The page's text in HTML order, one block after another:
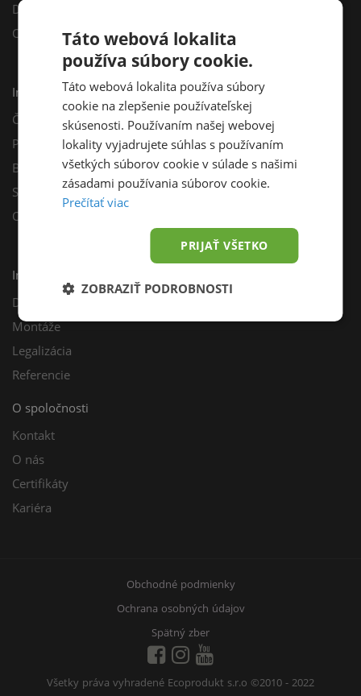
Darčekový poukaz
Odberné miesta
Informácie
Často kladené otázky
Poradňa
Blog
Sprievodca výberom fotovoltiky
Odporúčací program
Inštalácie
Dotácie
Montáže
Legalizácia
Referencie
O spoločnosti
Kontakt
O nás
Certifikáty
Kariéra
Obchodné podmienky
Ochrana osobných údajov
Spätný zber
Všetky práva vyhradené Ecoprodukt s.r.o ©2010 - 2022
Táto webová lokalita
používa súbory cookie.
Táto webová lokalita používa súbory
cookie na zlepšenie používateľskej
skúsenosti. Používaním našej webovej
lokality vyjadrujete súhlas s používaním
všetkých súborov cookie v súlade s našimi
zásadami používania súborov cookie.
Prečítať viac
PRIJAŤ VŠETKO
ZOBRAZIŤ PODROBNOSTI